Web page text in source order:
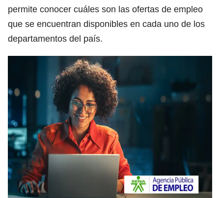
permite conocer cuáles son las ofertas de empleo
que se encuentran disponibles en cada uno de los
departamentos del país.